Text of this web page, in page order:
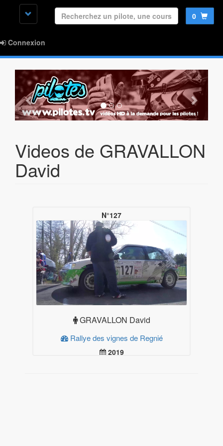
0
Connexion
Videos de GRAVALLON
David
N°127
GRAVALLON David
Rallye des vignes de Regnié
2019